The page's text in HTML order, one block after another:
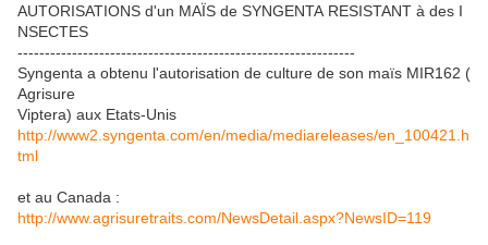
AUTORISATIONS d'un MAÏS de SYNGENTA RESISTANT à des I
NSECTES
--------------------------------------------------------------
Syngenta a obtenu l'autorisation de culture de son maïs MIR162 (
Agrisure
Viptera) aux Etats-Unis
http://www2.syngenta.com/en/media/mediareleases/en_100421.h
tml
et au Canada :
http://www.agrisuretraits.com/NewsDetail.aspx?NewsID=119